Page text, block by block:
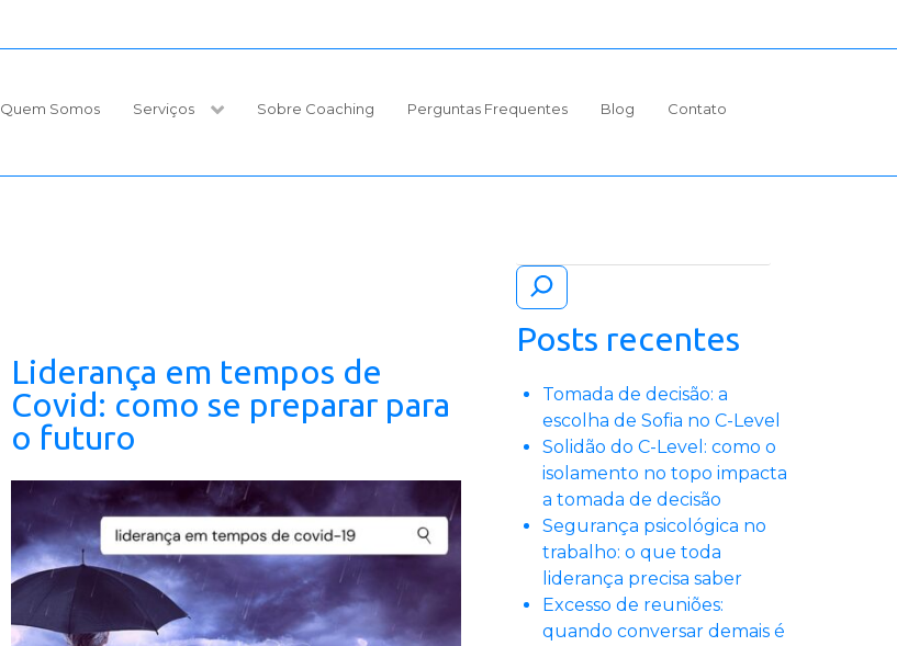
Quem Somos Serviços Sobre Coaching Perguntas Frequentes Blog Contato
Liderança em tempos de
Covid: como se preparar para
o futuro
Posts recentes
Tomada de decisão: a
escolha de Sofia no C-Level
Solidão do C-Level: como o
isolamento no topo impacta
a tomada de decisão
Segurança psicológica no
trabalho: o que toda
liderança precisa saber
Excesso de reuniões:
quando conversar demais é